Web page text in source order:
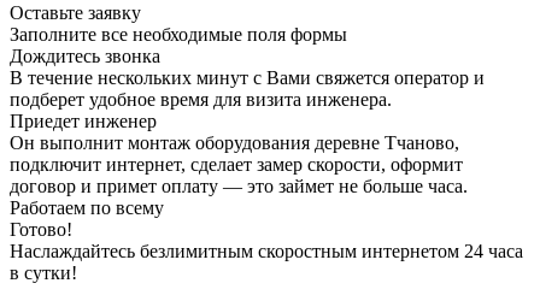
Оставьте заявку
Заполните все необходимые поля формы
Дождитесь звонка
В течение нескольких минут с Вами свяжется оператор и
подберет удобное время для визита инженера.
Приедет инженер
Он выполнит монтаж оборудования деревне Тчаново,
подключит интернет, сделает замер скорости, оформит
договор и примет оплату — это займет не больше часа.
Работаем по всему
Готово!
Наслаждайтесь безлимитным скоростным интернетом 24 часа
в сутки!